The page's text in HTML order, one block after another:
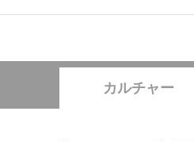
カルチャー